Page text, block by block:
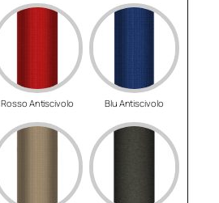
Rosso Antiscivolo Blu Antiscivolo